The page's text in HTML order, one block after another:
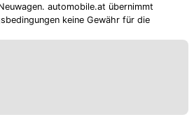
automobile.at übernimmt
keine Gewähr für die